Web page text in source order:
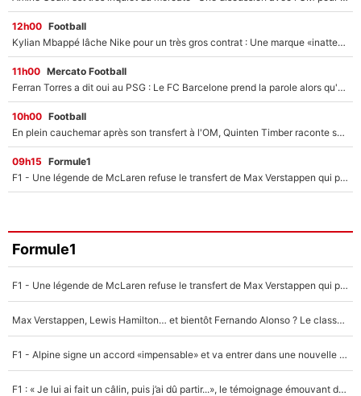
12h00 Football
Kylian Mbappé lâche Nike pour un très gros contrat : Une marque «inattendue» va frapper très fort
11h00 Mercato Football
Ferran Torres a dit oui au PSG : Le FC Barcelone prend la parole alors qu'un transfert de l'attaquant espagnol prend forme
10h00 Football
En plein cauchemar après son transfert à l'OM, Quinten Timber raconte ses doutes après sa signature à Marseille
09h15 Formule1
F1 - Une légende de McLaren refuse le transfert de Max Verstappen qui pourrait «faire des vagues» et plomber l'ambiance dans l'équipe
Formule1
F1 - Une légende de McLaren refuse le transfert de Max Verstappen qui pourrait «faire des vagues» et plomber l'ambiance dans l'équipe
Max Verstappen, Lewis Hamilton… et bientôt Fernando Alonso ? Le classement des pilotes les mieux payés en Formule 1 risque de changer !
F1 - Alpine signe un accord «impensable» et va entrer dans une nouvelle dimension : Grande nouvelle pour Pierre Gasly !
F1 : « Je lui ai fait un câlin, puis j’ai dû partir...», le témoignage émouvant de Max Verstappen sur sa fille